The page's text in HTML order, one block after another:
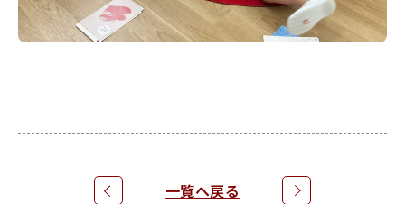
一覧へ戻る